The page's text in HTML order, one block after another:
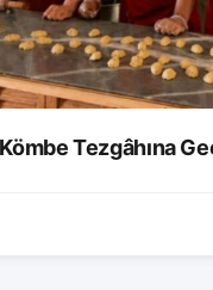
Tezgâhına